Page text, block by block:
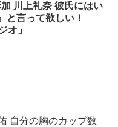
川上礼奈 彼氏にはい
と言って欲しい！
オ」
自分の胸のカップ数